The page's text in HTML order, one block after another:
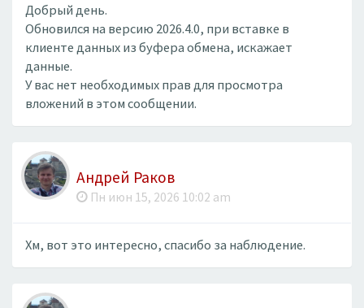
Добрый день.
Обновился на версию 2026.4.0, при вставке в
клиенте данных из буфера обмена, искажает
данные.
У вас нет необходимых прав для просмотра
вложений в этом сообщении.
Андрей Раков
Пн июн 15, 2026 10:02 am
Хм, вот это интересно, спасибо за наблюдение.